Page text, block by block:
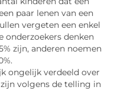
paar lenen van een
vergeten een enkel
denken
zijn, anderen noemen
ongelijk verdeeld over
volgens de telling in